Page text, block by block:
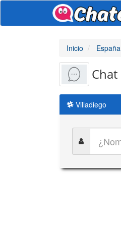
Inicio España
Villadiego